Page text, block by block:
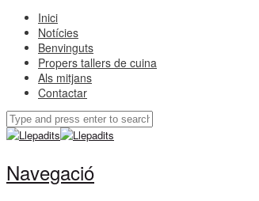
Inici
Notícies
Benvinguts
Propers tallers de cuina
Als mitjans
Contactar
Navegació